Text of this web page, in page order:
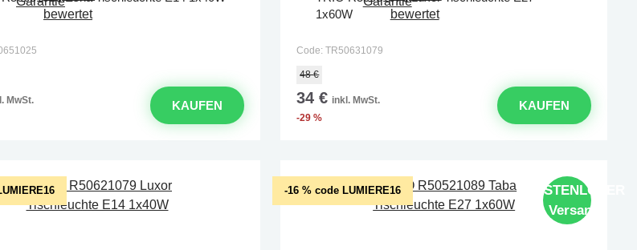
MwSt.
KAUFEN
1x60W
Code: TR50631079
48 €
34 € inkl. MwSt.
-29 %
KAUFEN
-16 % code LUMIERE16
KOSTENLOSER
Versand